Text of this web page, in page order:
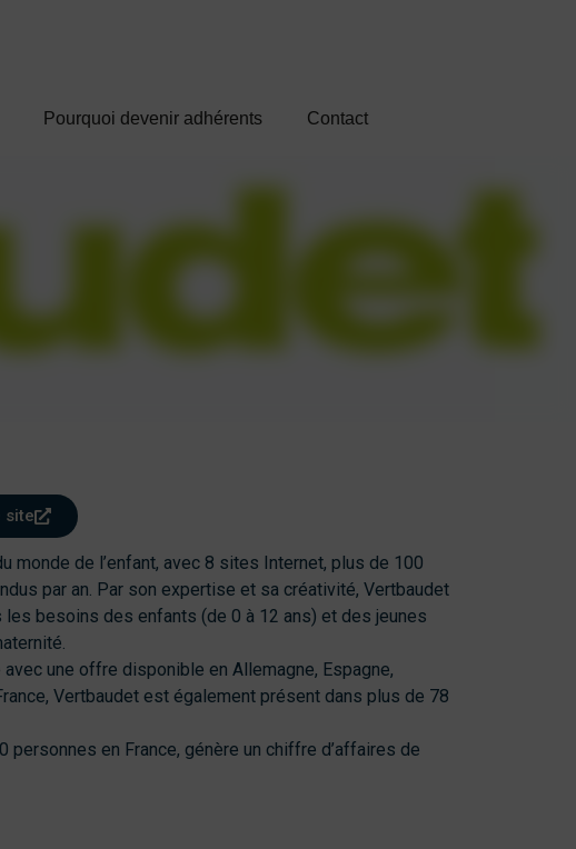
Pourquoi devenir adhérents Contact
site
monde de l’enfant, avec 8 sites Internet, plus de 100
par an. Par son expertise et sa créativité, Vertbaudet
besoins des enfants (de 0 à 12 ans) et des jeunes
une offre disponible en Allemagne, Espagne,
Vertbaudet est également présent dans plus de 78
en France, génère un chiffre d’affaires de